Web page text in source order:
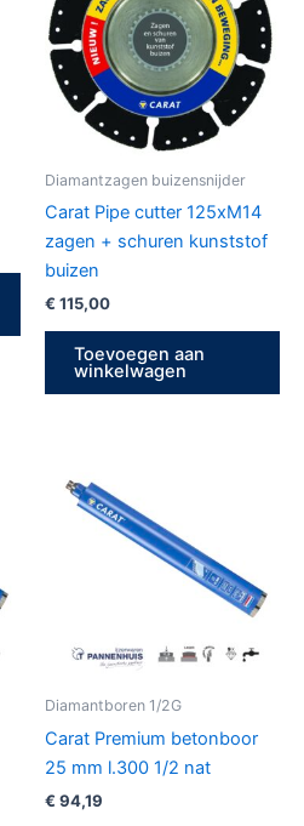
Diamantzagen buizensnijder
Carat Pipe cutter 125xM14
zagen + schuren kunststof
buizen
€ 115,00
Toevoegen aan
winkelwagen
Diamantboren 1/2G
Carat Premium betonboor
25 mm l.300 1/2 nat
€ 94,19